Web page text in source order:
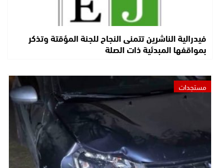
فيدرالية الناشرين تتمنى النجاح للجنة المؤقتة وتذكر
بمواقفها المبدئية ذات الصلة
مستجدات